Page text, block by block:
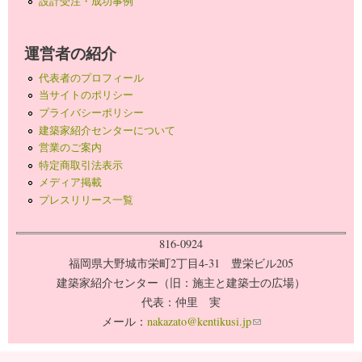
運営者の紹介
代表者のプロフィール
当サイトのポリシー
プライバシーポリシー
建築家紹介センターについて
営業のご案内
特定商取引法表示
メディア掲載
プレスリリース一覧
816-0924
福岡県大野城市栄町2丁目4-31 豊栄ビル205
建築家紹介センター（旧：施主と建築士の広場）
代表：仲里 実
メール： nakazato@kentikusi.jp(link sends e-mail)